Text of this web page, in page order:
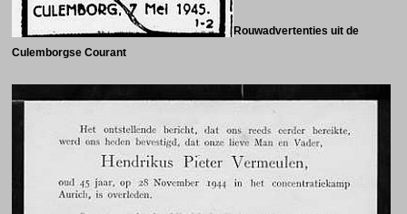
Rouwadvertenties uit de
Culemborgse Courant